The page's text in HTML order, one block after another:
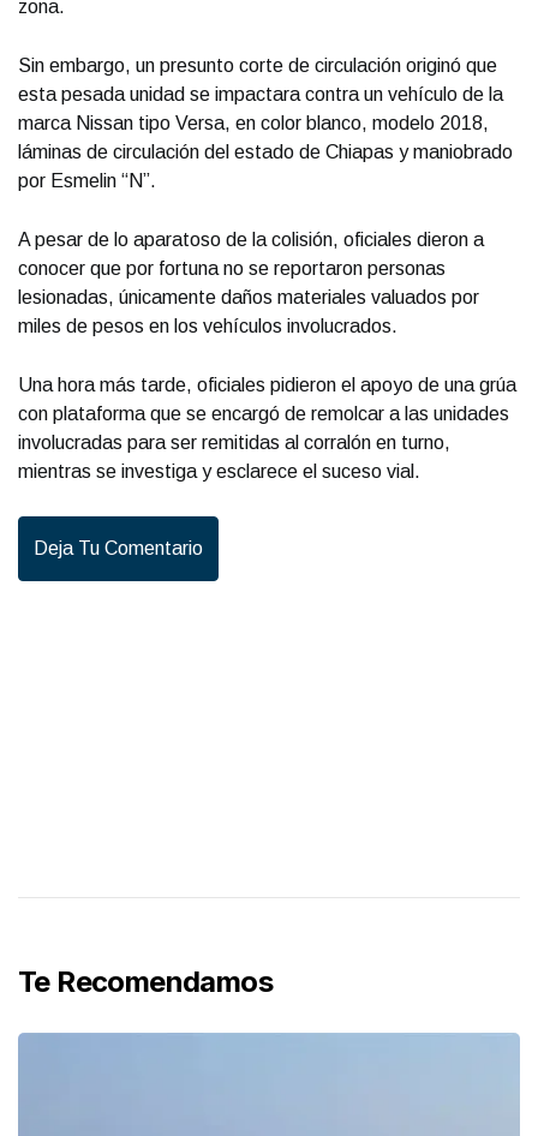
zona.
Sin embargo, un presunto corte de circulación originó que
esta pesada unidad se impactara contra un vehículo de la
marca Nissan tipo Versa, en color blanco, modelo 2018,
láminas de circulación del estado de Chiapas y maniobrado
por Esmelin “N”.
A pesar de lo aparatoso de la colisión, oficiales dieron a
conocer que por fortuna no se reportaron personas
lesionadas, únicamente daños materiales valuados por
miles de pesos en los vehículos involucrados.
Una hora más tarde, oficiales pidieron el apoyo de una grúa
con plataforma que se encargó de remolcar a las unidades
involucradas para ser remitidas al corralón en turno,
mientras se investiga y esclarece el suceso vial.
Deja Tu Comentario
Te Recomendamos